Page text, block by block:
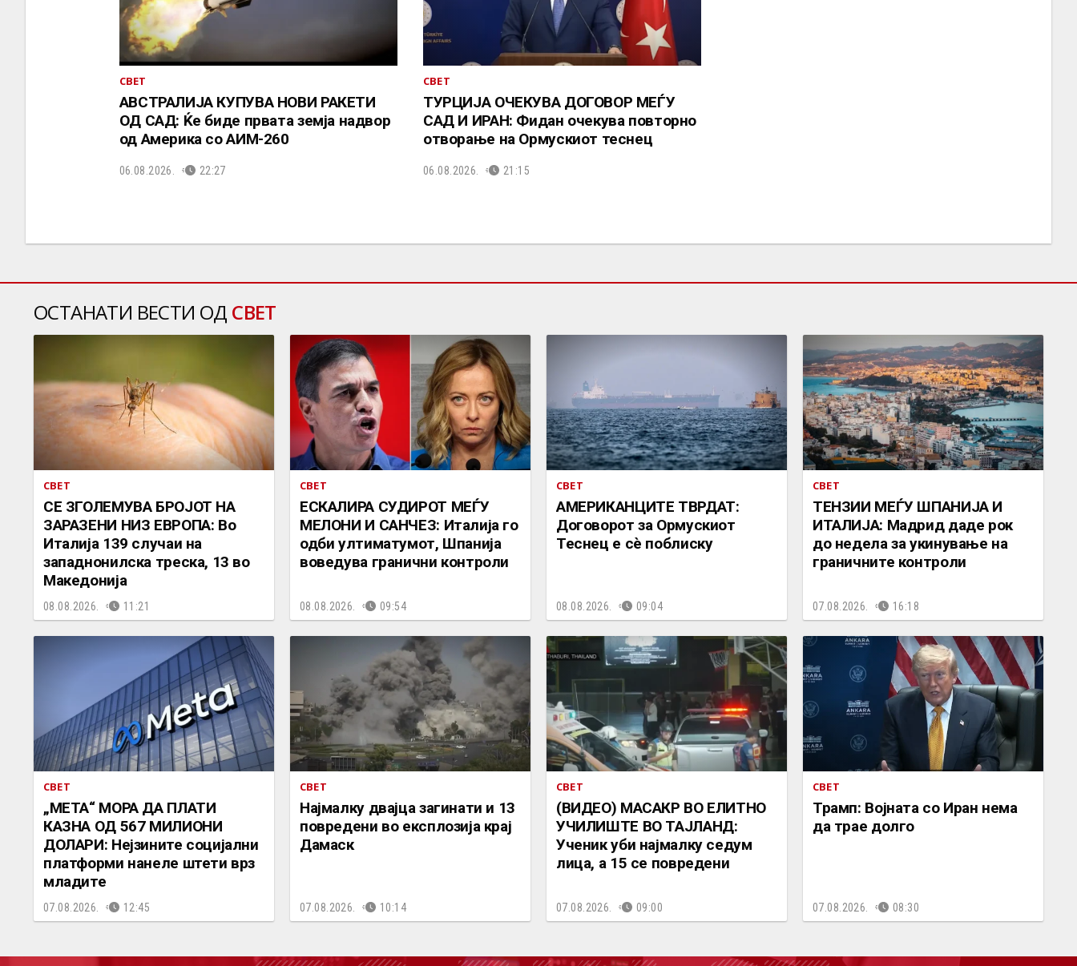
СВЕТ
АВСТРАЛИЈА КУПУВА НОВИ РАКЕТИ
ОД САД: Ќе биде првата земја надвор
од Америка со АИМ-260
06.08.2026. 22:27
СВЕТ
ТУРЦИЈА ОЧЕКУВА ДОГОВОР МЕЃУ
САД И ИРАН: Фидан очекува повторно
отворање на Ормускиот теснец
06.08.2026. 21:15
ОСТАНАТИ ВЕСТИ ОД СВЕТ
СВЕТ
СЕ ЗГОЛЕМУВА БРОЈОТ НА
ЗАРАЗЕНИ НИЗ ЕВРОПА: Во
Италија 139 случаи на
западнонилска треска, 13 во
Македонија
08.08.2026. 11:21
СВЕТ
ЕСКАЛИРА СУДИРОТ МЕЃУ
МЕЛОНИ И САНЧЕЗ: Италија го
одби ултиматумот, Шпанија
воведува гранични контроли
08.08.2026. 09:54
СВЕТ
АМЕРИКАНЦИТЕ ТВРДАТ:
Договорот за Ормускиот
Теснец е сè поблиску
08.08.2026. 09:04
СВЕТ
ТЕНЗИИ МЕЃУ ШПАНИЈА И
ИТАЛИЈА: Мадрид даде рок
до недела за укинување на
граничните контроли
07.08.2026. 16:18
СВЕТ
„МЕТА“ МОРА ДА ПЛАТИ
КАЗНА ОД 567 МИЛИОНИ
ДОЛАРИ: Нејзините социјални
платформи нанеле штети врз
младите
07.08.2026. 12:45
СВЕТ
Најмалку двајца загинати и 13
повредени во експлозија крај
Дамаск
07.08.2026. 10:14
СВЕТ
(ВИДЕО) МАСАКР ВО ЕЛИТНО
УЧИЛИШТЕ ВО ТАЈЛАНД:
Ученик уби најмалку седум
лица, а 15 се повредени
07.08.2026. 09:00
СВЕТ
Трамп: Војната со Иран нема
да трае долго
07.08.2026. 08:30